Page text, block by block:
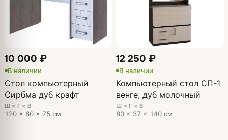
10 000 ₽
В наличии
Стол компьютерный
Сирбма дуб крафт
Ш × Г × В
120 × 80 × 75 см
12 250 ₽
В наличии
Компьютерный стол СП-1
венге, дуб молочный
Ш × Г × В
80 × 37 × 140 см